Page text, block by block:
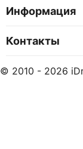
Информация
Контакты
© 2010 - 2026